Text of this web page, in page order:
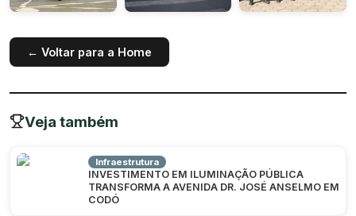
← Voltar para a Home
Veja também
Infraestrutura
INVESTIMENTO EM ILUMINAÇÃO PÚBLICA
TRANSFORMA A AVENIDA DR. JOSÉ ANSELMO EM
CODÓ